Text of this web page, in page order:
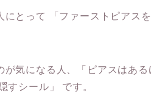
にとって 「ファーストピアス
が気になる人、「ピアスはあ
すシール」 です。